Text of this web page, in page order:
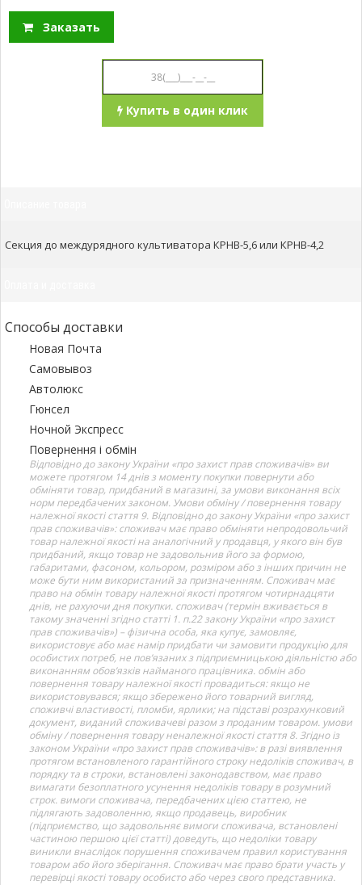
Заказать
Купить в один клик
Секция до междурядного культиватора КРНВ-5,6 или КРНВ-4,2
Способы доставки
Новая Почта
Самовывоз
Автолюкс
Гюнсел
Ночной Экспресс
Повернення і обмін
Відповідно до закону України «про захист прав споживачів» ви
можете протягом 14 днів з моменту покупки повернути або
обміняти товар, придбаний в магазині, за умови виконання всіх
норм передбачених законом. Умови обміну / повернення товару
належної якості стаття 9. Відповідно до закону України «про захист
прав споживачів»: споживач має право обміняти непродовольчий
товар належної якості на аналогічний у продавця, у якого він був
придбаний, якщо товар не задовольнив його за формою,
габаритами, фасоном, кольором, розміром або з інших причин не
може бути ним використаний за призначенням. Споживач має
право на обмін товару належної якості протягом чотирнадцяти
днів, не рахуючи дня покупки. споживач (термін вживається в
такому значенні згідно статті 1. п.22 закону України «про захист
прав споживачів») – фізична особа, яка купує, замовляє,
використовує або має намір придбати чи замовити продукцію для
особистих потреб, не пов’язаних з підприємницькою діяльністю або
виконанням обов’язків найманого працівника. обмін або
повернення товару належної якості провадиться: якщо не
використовувався; якщо збережено його товарний вигляд,
споживчі властивості, пломби, ярлики; на підставі розрахунковий
документ, виданий споживачеві разом з проданим товаром. умови
обміну / повернення товару неналежної якості стаття 8. Згідно із
законом України «про захист прав споживачів»: в разі виявлення
протягом встановленого гарантійного строку недоліків споживач, в
порядку та в строки, встановлені законодавством, має право
вимагати безоплатного усунення недоліків товару в розумний
строк. вимоги споживача, передбачених цією статтею, не
підлягають задоволенню, якщо продавець, виробник
(підприємство, що задовольняє вимоги споживача, встановлені
частиною першою цієї статті) доведуть, що недоліки товару
виникли внаслідок порушення споживачем правил користування
товаром або його зберігання. Споживач має право брати участь у
перевірці якості товару особисто або через свого представника.